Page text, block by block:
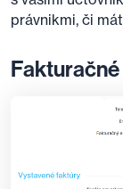
právnikmi, či